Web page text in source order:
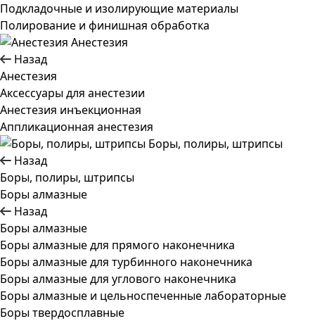
Подкладочные и изолирующие материалы
Полирование и финишная обработка
Анестезия
Назад
Анестезия
Аксессуары для анестезии
Анестезия инъекционная
Аппликационная анестезия
Боры, полиры, штрипсы
Назад
Боры, полиры, штрипсы
Боры алмазные
Назад
Боры алмазные
Боры алмазные для прямого наконечника
Боры алмазные для турбинного наконечника
Боры алмазные для углового наконечника
Боры алмазные и цельноспеченные лабораторные
Боры твердосплавные